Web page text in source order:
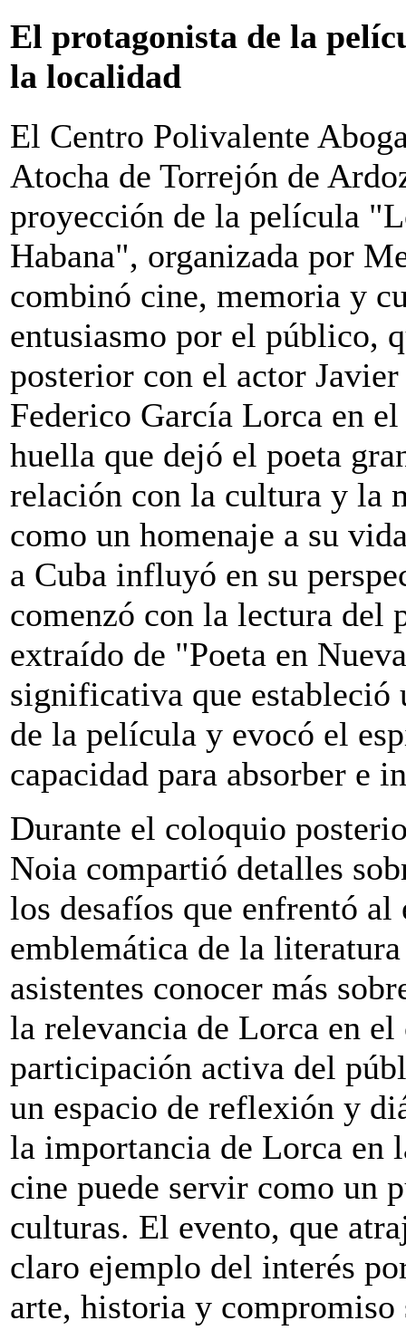
El protagonista de la
la localidad
El Centro Polivalente
Atocha de Torrejón de
proyección de la película
Habana", organizada por
combinó cine, memoria y
entusiasmo por el público,
posterior con el actor
Federico García Lorca en
huella que dejó el poeta
relación con la cultura y la
como un homenaje a su
a Cuba influyó en su
comenzó con la lectura del
extraído de "Poeta en
significativa que
de la película y evocó el
capacidad para absorber e
Durante el coloquio
Noia compartió detalles
los desafíos que enfrentó
emblemática de la
asistentes conocer más
la relevancia de Lorca en
participación activa del
un espacio de reflexión y
la importancia de Lorca en
cine puede servir como un
culturas. El evento, que
claro ejemplo del interés
arte, historia y compromiso